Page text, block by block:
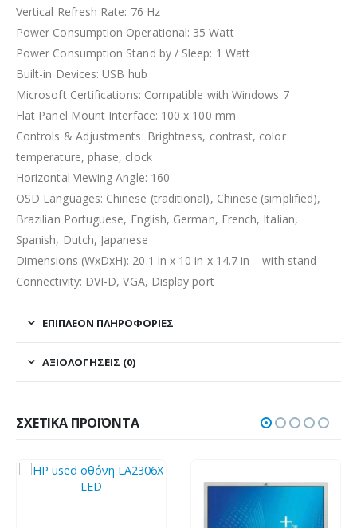
Vertical Refresh Rate: 76 Hz
Power Consumption Operational: 35 Watt
Power Consumption Stand by / Sleep: 1 Watt
Built-in Devices: USB hub
Microsoft Certifications: Compatible with Windows 7
Flat Panel Mount Interface: 100 x 100 mm
Controls & Adjustments: Brightness, contrast, color
temperature, phase, clock
Horizontal Viewing Angle: 160
OSD Languages: Chinese (traditional), Chinese (simplified),
Brazilian Portuguese, English, German, French, Italian,
Spanish, Dutch, Japanese
Dimensions (WxDxH): 20.1 in x 10 in x 14.7 in – with stand
Connectivity: DVI-D, VGA, Display port
ΕΠΙΠΛΈΟΝ ΠΛΗΡΟΦΟΡΊΕΣ
ΑΞΙΟΛΟΓΉΣΕΙΣ (0)
ΣΧΕΤΙΚΆ ΠΡΟΪΌΝΤΑ